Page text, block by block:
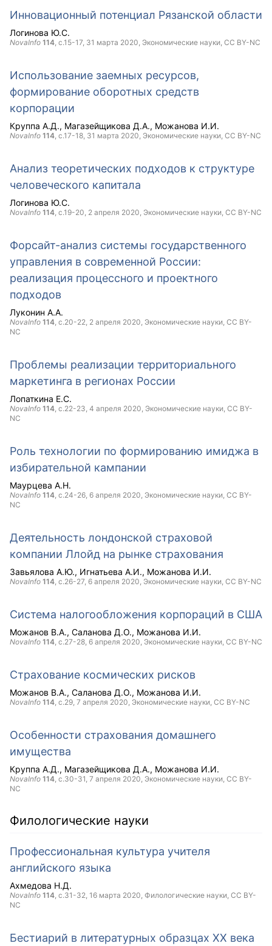
Инновационный потенциал Рязанской области
Логинова Ю.С.
NovaInfo 114, с.15-17, 31 марта 2020, Экономические науки, CC BY-NC
Использование заемных ресурсов,
формирование оборотных средств
корпорации
Круппа А.Д. Магазейщикова Д.А. Можанова И.И.
NovaInfo 114, с.17-18, 31 марта 2020, Экономические науки, CC BY-NC
Анализ теоретических подходов к структуре
человеческого капитала
Логинова Ю.С.
NovaInfo 114, с.19-20, 2 апреля 2020, Экономические науки, CC BY-NC
Форсайт-анализ системы государственного
управления в современной России:
реализация процессного и проектного
подходов
Луконин А.А.
NovaInfo 114, с.20-22, 2 апреля 2020, Экономические науки, CC BY-
NC
Проблемы реализации территориального
маркетинга в регионах России
Лопаткина Е.С.
NovaInfo 114, с.22-23, 4 апреля 2020, Экономические науки, CC BY-
NC
Роль технологии по формированию имиджа в
избирательной кампании
Маурцева А.Н.
NovaInfo 114, с.24-26, 6 апреля 2020, Экономические науки, CC BY-
NC
Деятельность лондонской страховой
компании Ллойд на рынке страхования
Завьялова А.Ю. Игнатьева А.И. Можанова И.И.
NovaInfo 114, с.26-27, 6 апреля 2020, Экономические науки, CC BY-NC
Система налогообложения корпораций в США
Можанов В.А. Саланова Д.О. Можанова И.И.
NovaInfo 114, с.27-28, 6 апреля 2020, Экономические науки, CC BY-NC
Страхование космических рисков
Можанов В.А. Саланова Д.О. Можанова И.И.
NovaInfo 114, с.29, 7 апреля 2020, Экономические науки, CC BY-NC
Особенности страхования домашнего
имущества
Круппа А.Д. Магазейщикова Д.А. Можанова И.И.
NovaInfo 114, с.30-31, 7 апреля 2020, Экономические науки, CC BY-
NC
Филологические науки
Профессиональная культура учителя
английского языка
Ахмедова Н.Д.
NovaInfo 114, с.31-32, 16 марта 2020, Филологические науки, CC BY-
NC
Бестиарий в литературных образцах ХХ века